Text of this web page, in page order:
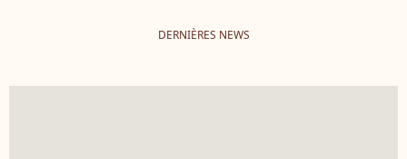
DERNIÈRES NEWS